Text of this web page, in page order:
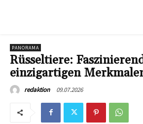
PANORAMA
Rüsseltiere:
einzigartigen
redaktion 09.07.2026